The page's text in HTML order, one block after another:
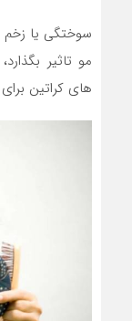
سوختگی یا
مو تاثیر
های کراتین